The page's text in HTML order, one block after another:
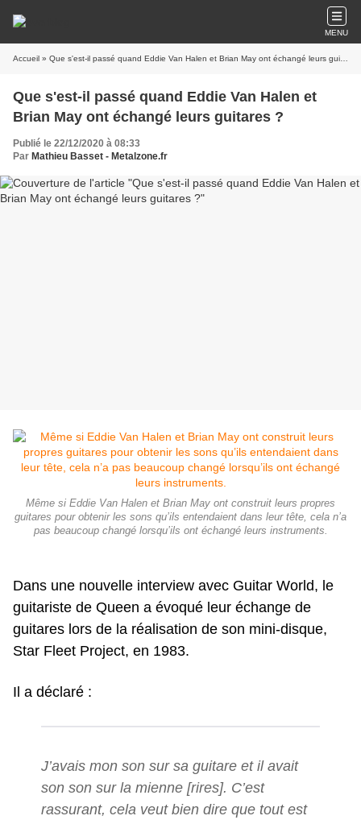
MENU
Accueil » Que s'est-il passé quand Eddie Van Halen et Brian May ont échangé leurs guitares ?
Que s'est-il passé quand Eddie Van Halen et
Brian May ont échangé leurs guitares ?
Publié le 22/12/2020 à 08:33
Par Mathieu Basset - Metalzone.fr
Même si Eddie Van Halen et Brian May ont construit leurs propres
guitares pour obtenir les sons qu’ils entendaient dans leur tête, cela n’a
pas beaucoup changé lorsqu’ils ont échangé leurs instruments.
Dans une nouvelle interview avec Guitar World, le
guitariste de Queen a évoqué leur échange de
guitares lors de la réalisation de son mini-disque,
Star Fleet Project, en 1983.
Il a déclaré :
J’avais mon son sur sa guitare et il avait
son son sur la mienne [rires]. C’est
rassurant, cela veut bien dire que tout est